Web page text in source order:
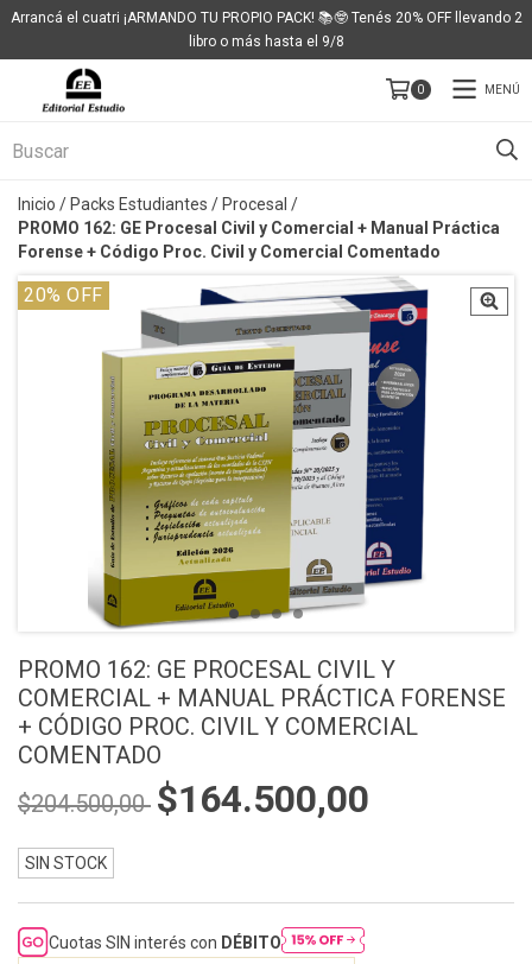
Arrancá el cuatri ¡ARMANDO TU PROPIO PACK! 📚🤓 Tenés 20% OFF llevando 2
libro o más hasta el 9/8
0 MENÚ
Inicio / Packs Estudiantes / Procesal /
PROMO 162: GE Procesal Civil y Comercial + Manual Práctica
Forense + Código Proc. Civil y Comercial Comentado
20% OFF
PROMO 162: GE PROCESAL CIVIL Y
COMERCIAL + MANUAL PRÁCTICA FORENSE
+ CÓDIGO PROC. CIVIL Y COMERCIAL
COMENTADO
$204.500,00 $164.500,00
SIN STOCK
Cuotas SIN interés con DÉBITO